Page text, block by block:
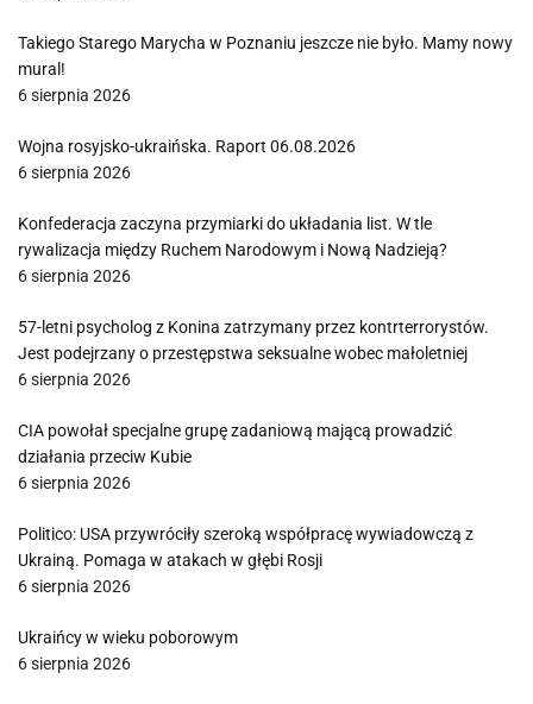
Takiego Starego Marycha w Poznaniu jeszcze nie było. Mamy nowy
mural!
6 sierpnia 2026
Wojna rosyjsko-ukraińska. Raport 06.08.2026
6 sierpnia 2026
Konfederacja zaczyna przymiarki do układania list. W tle
rywalizacja między Ruchem Narodowym i Nową Nadzieją?
6 sierpnia 2026
57-letni psycholog z Konina zatrzymany przez kontrterrorystów.
Jest podejrzany o przestępstwa seksualne wobec małoletniej
6 sierpnia 2026
CIA powołał specjalne grupę zadaniową mającą prowadzić
działania przeciw Kubie
6 sierpnia 2026
Politico: USA przywróciły szeroką współpracę wywiadowczą z
Ukrainą. Pomaga w atakach w głębi Rosji
6 sierpnia 2026
Ukraińcy w wieku poborowym
6 sierpnia 2026